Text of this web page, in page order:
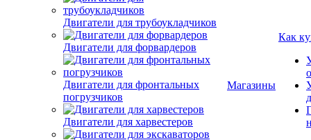
Двигатели для трубоукладчиков
Двигатели для форвардеров
Двигатели для фронтальных
погрузчиков
Двигатели для харвестеров